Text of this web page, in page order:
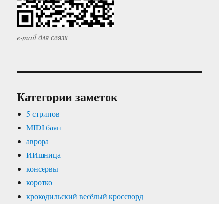
e-mail для связи
Категории заметок
5 стрипов
MIDI баян
аврора
ИИшница
консервы
коротко
крокодильский весёлый кроссворд